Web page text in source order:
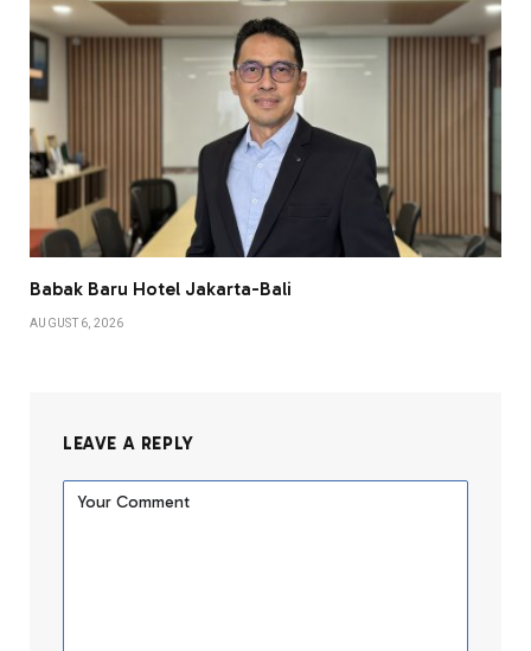
Babak Baru Hotel Jakarta-Bali
AUGUST 6, 2026
LEAVE A REPLY